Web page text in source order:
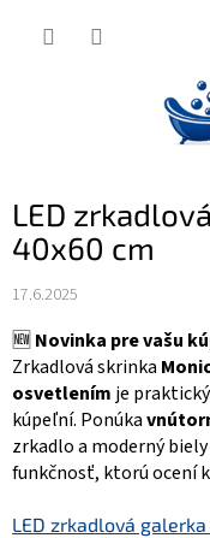
LED
40x60 cm
17.6.2025
🆕 Novinka pre vašu
Zrkadlová skrinka
osvetlením je
kúpeľní. Ponúka
zrkadlo a moderný
funkčnosť, ktorú ocení
LED zrkadlová